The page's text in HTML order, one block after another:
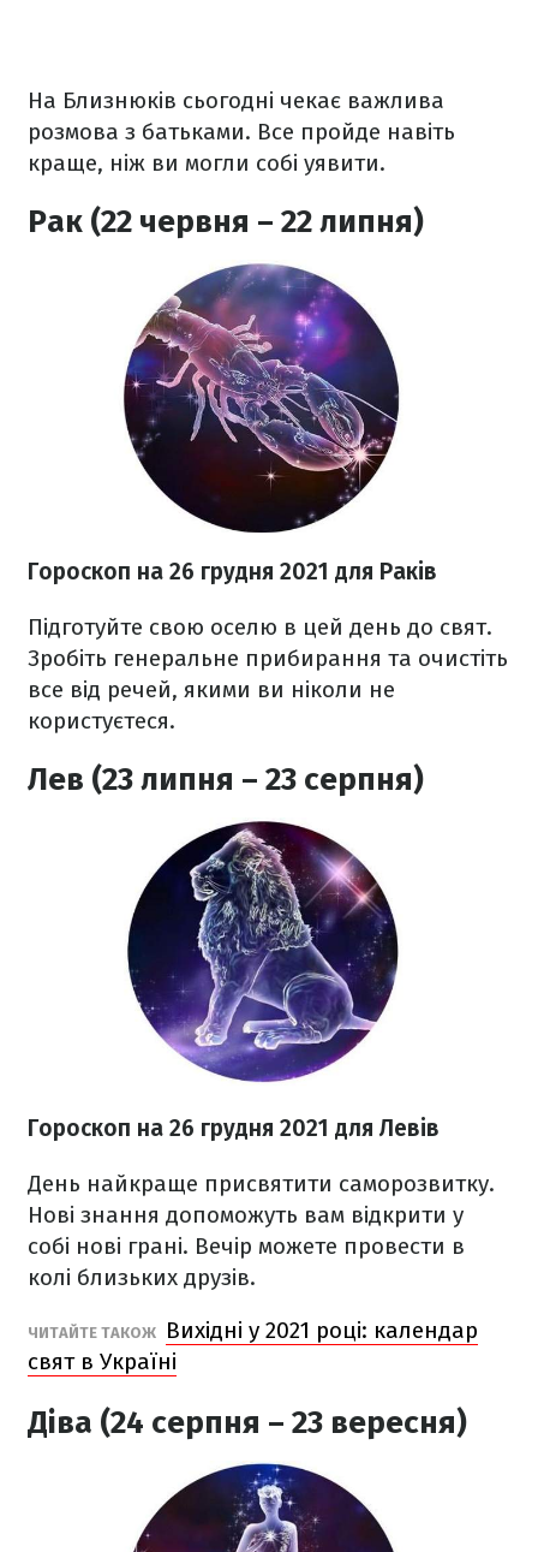
На Близнюків сьогодні чекає важлива
розмова з батьками. Все пройде навіть
краще, ніж ви могли собі уявити.
Рак (22 червня – 22 липня)
Гороскоп на 26 грудня 2021 для Раків
Підготуйте свою оселю в цей день до свят.
Зробіть генеральне прибирання та очистіть
все від речей, якими ви ніколи не
користуєтеся.
Лев (23 липня – 23 серпня)
Гороскоп на 26 грудня 2021 для Левів
День найкраще присвятити саморозвитку.
Нові знання допоможуть вам відкрити у
собі нові грані. Вечір можете провести в
колі близьких друзів.
ЧИТАЙТЕ ТАКОЖ
Вихідні у 2021 році: календар
свят в Україні
Діва (24 серпня – 23 вересня)